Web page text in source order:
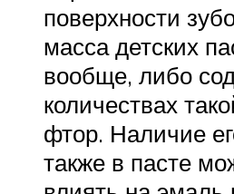
поверхности
масса детских
вообще, либо
количествах
фтор. Наличие
также в пасте